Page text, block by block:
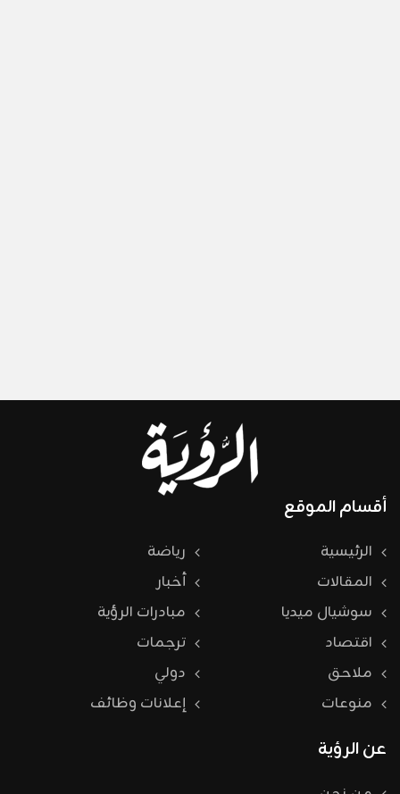
أقسام الموقع
الرئيسية
رياضة
المقالات
أخبار
سوشيال ميديا
مبادرات الرؤية
اقتصاد
ترجمات
ملاحق
دولي
منوعات
إعلانات وظائف
عن الرؤية